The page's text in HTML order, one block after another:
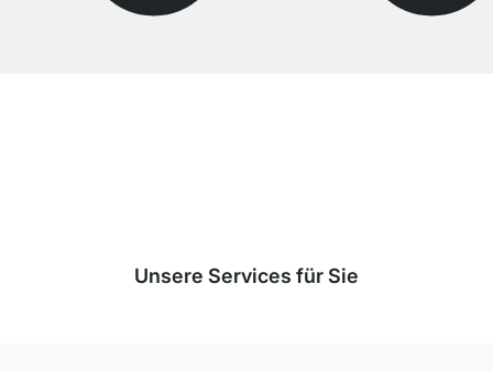
Unsere Services für Sie